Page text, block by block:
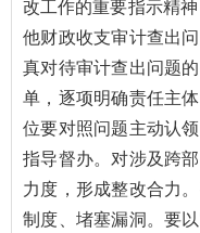
改工作的重要指示精
他财政收支审计查出
真对待审计查出问题
单，逐项明确责任主
位要对照问题主动认
指导督办。对涉及跨
力度，形成整改合力
制度、堵塞漏洞。要